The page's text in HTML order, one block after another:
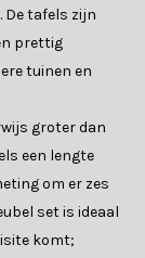
De tafels zijn
prettig
tuinen en
groter dan
een lengte
om er zes
set is ideaal
komt;